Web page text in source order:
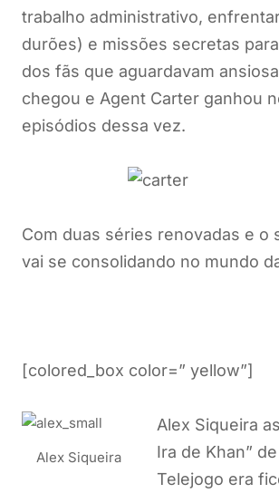
trabalho administrativo,
durões) e missões secretas
dos fãs que aguardavam
chegou e Agent Carter ganhou
episódios dessa vez.
Com duas séries renovadas e
vai se consolidando no mundo
[colored_box color=” yellow”]
Alex Siqueira
Alex Siqueira
Ira de Khan”
Telejogo era